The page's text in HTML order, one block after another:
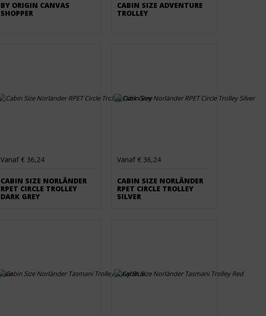
BY ORIGIN CANVAS
SHOPPER
CABIN SIZE ADVENTURE
TROLLEY
Vanaf € 36,24
CABIN SIZE NORLÄNDER
RPET CIRCLE TROLLEY
DARK GREY
Vanaf € 36,24
CABIN SIZE NORLÄNDER
RPET CIRCLE TROLLEY
SILVER